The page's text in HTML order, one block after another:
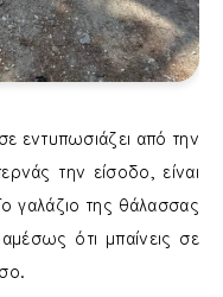
εντυπωσιάζει από την
την είσοδο, είναι
γαλάζιο της θάλασσας
ότι μπαίνεις σε